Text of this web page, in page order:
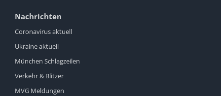
Nachrichten
Coronavirus aktuell
Ukraine aktuell
München Schlagzeilen
Verkehr & Blitzer
MVG Meldungen